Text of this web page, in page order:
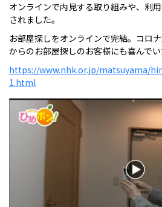
オンラインで内見する取り組みや、利
されました。
お部屋探しをオンラインで完結。コロ
からのお部屋探しのお客様にも喜んでい
https://www.nhk.or.jp/matsuyama/
1.html